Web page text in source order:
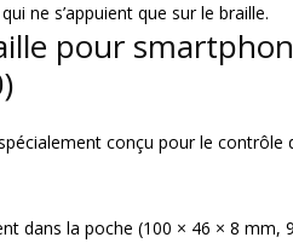
ne s’appuient que sur le braille.
pour
conçu pour le
dans la poche (100 × 46 × 8 mm,